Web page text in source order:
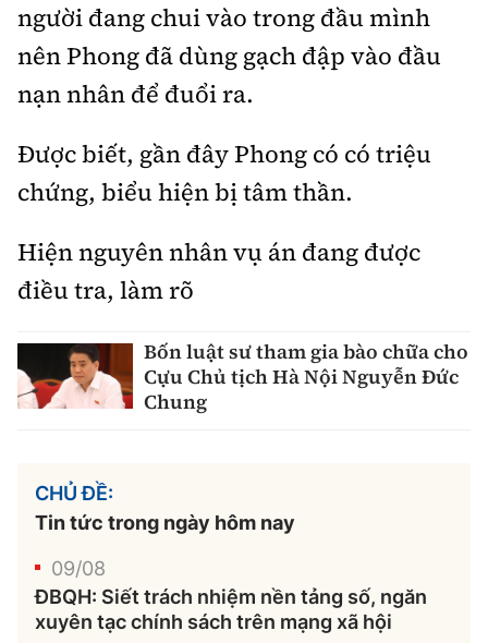
người đang chui vào trong đầu mình
nên Phong đã dùng gạch đập vào đầu
nạn nhân để đuổi ra.
Được biết, gần đây Phong có có triệu
chứng, biểu hiện bị tâm thần.
Hiện nguyên nhân vụ án đang được
điều tra, làm rõ
Bốn luật sư tham gia bào chữa cho
Cựu Chủ tịch Hà Nội Nguyễn Đức
Chung
CHỦ ĐỀ:
Tin tức trong ngày hôm nay
09/08
ĐBQH: Siết trách nhiệm nền tảng số, ngăn
xuyên tạc chính sách trên mạng xã hội